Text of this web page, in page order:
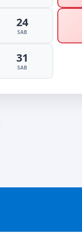
24
SAB
31
SAB